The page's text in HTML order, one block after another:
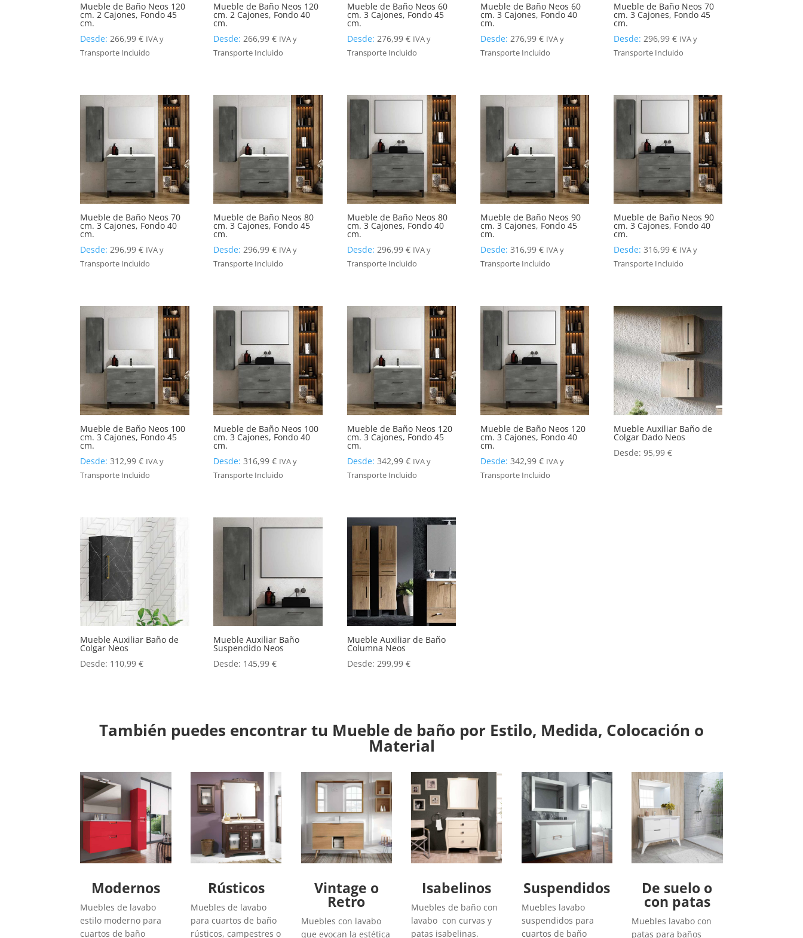
Mueble de Baño Neos 120
cm. 2 Cajones, Fondo 45
cm.
Desde:266,99€ IVA y
Transporte Incluido
Mueble de Baño Neos 120
cm. 2 Cajones, Fondo 40
cm.
Desde:266,99€ IVA y
Transporte Incluido
Mueble de Baño Neos 60
cm. 3 Cajones, Fondo 45
cm.
Desde: 276,99 € IVA y
Transporte Incluido
Mueble de Baño Neos 60
cm. 3 Cajones, Fondo 40
cm.
Desde: 276,99 € IVA y
Transporte Incluido
Mueble de Baño Neos 70
cm. 3 Cajones, Fondo 45
cm.
Desde: 296,99 € IVA y
Transporte Incluido
Mueble de Baño Neos 70
cm. 3 Cajones, Fondo 40
cm.
Desde:296,99€ IVA y
Transporte Incluido
Mueble de Baño Neos 80
cm. 3 Cajones, Fondo 45
cm.
Desde:296,99€ IVA y
Transporte Incluido
Mueble de Baño Neos 80
cm. 3 Cajones, Fondo 40
cm.
Desde: 296,99 € IVA y
Transporte Incluido
Mueble de Baño Neos 90
cm. 3 Cajones, Fondo 45
cm.
Desde: 316,99 € IVA y
Transporte Incluido
Mueble de Baño Neos 90
cm. 3 Cajones, Fondo 40
cm.
Desde: 316,99 € IVA y
Transporte Incluido
Mueble de Baño Neos 100
cm. 3 Cajones, Fondo 45
cm.
Desde:312,99€ IVA y
Transporte Incluido
Mueble de Baño Neos 100
cm. 3 Cajones, Fondo 40
cm.
Desde:316,99€ IVA y
Transporte Incluido
Mueble de Baño Neos 120
cm. 3 Cajones, Fondo 45
cm.
Desde: 342,99 € IVA y
Transporte Incluido
Mueble de Baño Neos 120
cm. 3 Cajones, Fondo 40
cm.
Desde: 342,99 € IVA y
Transporte Incluido
Mueble Auxiliar Baño de
Colgar Dado Neos
Desde: 95,99 €
Mueble Auxiliar Baño de
Colgar Neos
Desde: 110,99€
Mueble Auxiliar Baño
Suspendido Neos
Desde: 145,99€
Mueble Auxiliar de Baño
Columna Neos
Desde: 299,99 €
También puedes encontrar tu Mueble de baño por Estilo, Medida, Colocación o
Material
Modernos
Muebles de lavabo
estilo moderno para
cuartos de baño
Rústicos
Muebles de lavabo
para cuartos de baño
rústicos, campestres o
Vintage o
Retro
Muebles con lavabo
que evocan la estética
Isabelinos
Muebles de baño con
lavabo con curvas y
patas isabelinas.
Suspendidos
Muebles lavabo
suspendidos para
cuartos de baño
De suelo o
con patas
Muebles lavabo con
patas para baños